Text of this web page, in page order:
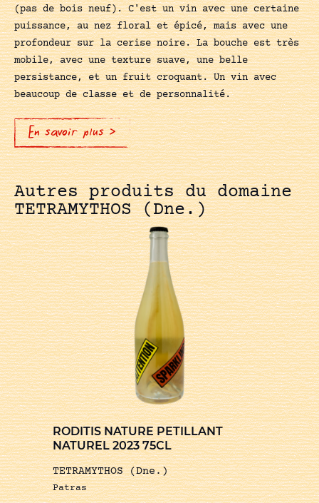
(pas de bois neuf). C'est un vin avec une certaine
puissance, au nez floral et épicé, mais avec une
profondeur sur la cerise noire. La bouche est très
mobile, avec une texture suave, une belle
persistance, et un fruit croquant. Un vin avec
beaucoup de classe et de personnalité.
En savoir plus >
Autres produits du domaine
TETRAMYTHOS (Dne.)
RODITIS NATURE PETILLANT
NATUREL 2023 75CL
TETRAMYTHOS (Dne.)
Patras